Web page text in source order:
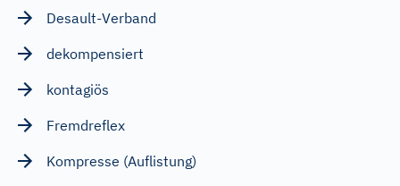
Desault-Verband
dekompensiert
kontagiös
Fremdreflex
Kompresse (Auflistung)